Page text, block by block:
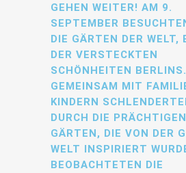
GEHEN WEITER! AM 9.
SEPTEMBER
DIE GÄRTEN DER WELT,
DER VERSTECKTEN
SCHÖNHEITEN BERLINS.
GEMEINSAM MIT
KINDERN
DURCH DIE PRÄCHTIGEN
GÄRTEN, DIE VON DER
WELT INSPIRIERT
BEOBACHTETEN DIE